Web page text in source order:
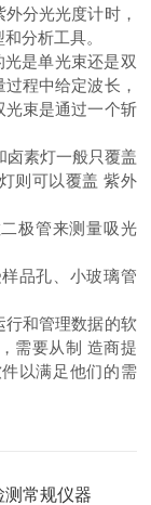
分光光度计时，
分析工具。
是单光束还是双
程中给定波长，
光束是通过一个斩
素灯一般只覆盖
则可以覆盖 紫外
极管来测量吸光
品孔、小玻璃管
行和管理数据的软
需要从制 造商提
以满足他们的需
测常规仪器